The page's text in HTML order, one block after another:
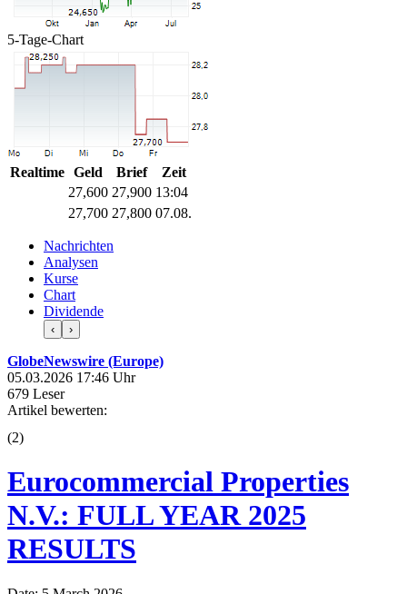
5-Tage-Chart
Realtime Geld Brief
Zeit
27,600 27,900 13:04
27,700 27,800 07.08.
Nachrichten
Analysen
Kurse
Chart
Dividende
‹ ›
GlobeNewswire (Europe)
05.03.2026 17:46 Uhr
679 Leser
Artikel bewerten:
(2)
Eurocommercial Properties
N.V.: FULL YEAR 2025
RESULTS